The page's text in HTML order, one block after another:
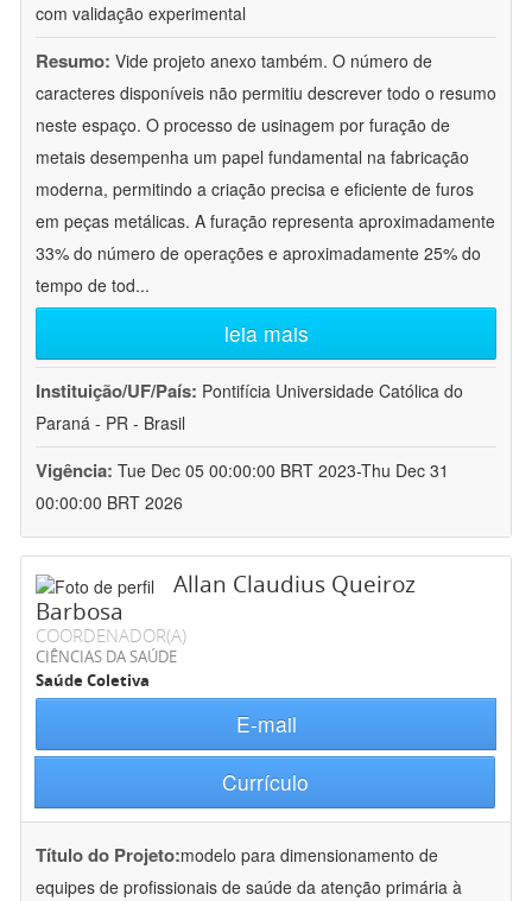
com validação experimental
Resumo: Vide projeto anexo também. O número de
caracteres disponíveis não permitiu descrever todo o resumo
neste espaço. O processo de usinagem por furação de
metais desempenha um papel fundamental na fabricação
moderna, permitindo a criação precisa e eficiente de furos
em peças metálicas. A furação representa aproximadamente
33% do número de operações e aproximadamente 25% do
tempo de tod...
leia mais
Instituição/UF/País: Pontifícia Universidade Católica do
Paraná - PR - Brasil
Vigência: Tue Dec 05 00:00:00 BRT 2023-Thu Dec 31
00:00:00 BRT 2026
Allan Claudius Queiroz
Barbosa
COORDENADOR(A)
CIÊNCIAS DA SAÚDE
Saúde Coletiva
E-mail
Currículo
Título do Projeto:modelo para dimensionamento de
equipes de profissionais de saúde da atenção primária à